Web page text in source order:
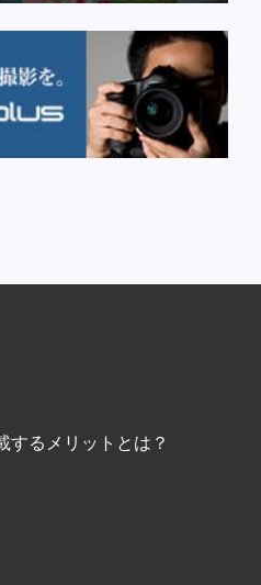
するメリットとは？